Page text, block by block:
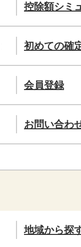
控除額シミ
初めての確
会員登録
お問い合わ
地域から探